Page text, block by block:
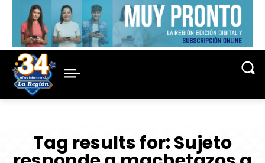
Tag results for:Sujeto